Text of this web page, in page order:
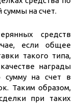
суммы на счет.
средств
если общее
такого типа,
награды
сумму на счет в
Таким образом,
при таких